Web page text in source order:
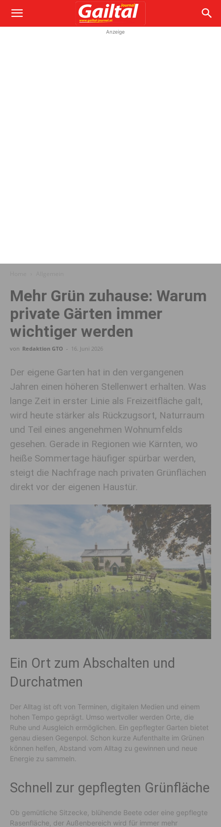
Anzeige
Mehr Grün zuhause: Warum
private Gärten immer
wichtiger werden
von Redaktion GTO - 16. Juni 2026
Der eigene Garten hat in den vergangenen
Jahren einen höheren Stellenwert erhalten. Was
lange Zeit in erster Linie als Freizeitfläche galt,
wird heute stärker als Rückzugsort, Naturraum
und Teil eines angenehmen Wohnumfelds
gesehen. Gerade in Regionen wie Kärnten, wo
heiße Sommertage häufiger spürbar werden,
steigt die Nachfrage nach privaten Grünflächen
direkt vor der eigenen Haustür.
Ein Ort zum Abschalten und
Durchatmen
Der Alltag ist oft von Terminen, digitalen Medien und einem
hohen Tempo geprägt. Umso wertvoller werden Orte, die
Ruhe und Ausgleich ermöglichen. Ein gepflegter Garten bietet
genau diesen Gegenpol. Schon kurze Aufenthalte im Grünen
können helfen, Abstand vom Alltag zu gewinnen und neue
Energie zu sammeln.
Schnell zur gepflegten Grünfläche
Ob gemütliche Sitzecke, blühende Beete oder eine gepflegte
Rasenfläche, der Außenbereich wird für immer mehr